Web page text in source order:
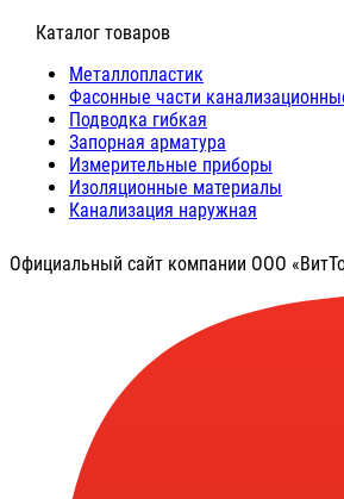
⠀Каталог товаров
Металлопластик
Фасонные части
Подводка гибкая
Запорная арматура
Измерительные приборы
Изоляционные материалы
Канализация наружная
Официальный сайт компании ООО